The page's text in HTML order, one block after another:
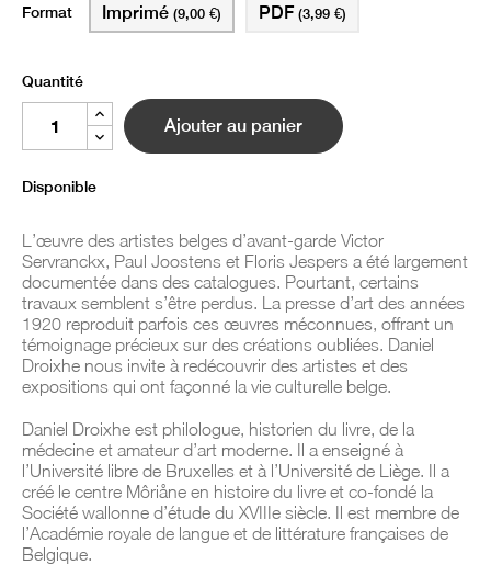
Format Imprimé (9,00 €) PDF (3,99 €)
Quantité
Ajouter au panier
Disponible
L’œuvre des artistes belges d’avant-garde Victor
Servranckx, Paul Joostens et Floris Jespers a été largement
documentée dans des catalogues. Pourtant, certains
travaux semblent s’être perdus. La presse d’art des années
1920 reproduit parfois ces œuvres méconnues, offrant un
témoignage précieux sur des créations oubliées. Daniel
Droixhe nous invite à redécouvrir des artistes et des
expositions qui ont façonné la vie culturelle belge.
Daniel Droixhe est philologue, historien du livre, de la
médecine et amateur d’art moderne. Il a enseigné à
l’Université libre de Bruxelles et à l’Université de Liège. Il a
créé le centre Môriåne en histoire du livre et co-fondé la
Société wallonne d’étude du XVIIIe siècle. Il est membre de
l’Académie royale de langue et de littérature françaises de
Belgique.